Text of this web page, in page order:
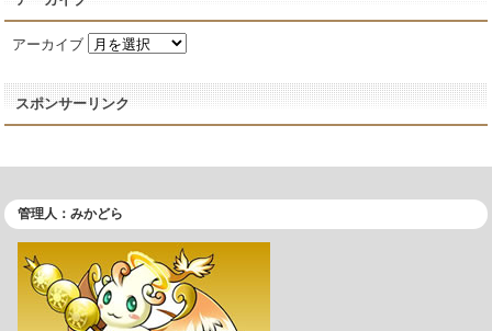
アーカイブ
スポンサーリンク
管理人：みかどら